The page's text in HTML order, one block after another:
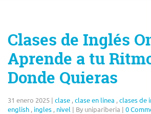
Clases de Inglés
Aprende a tu
Donde Quieras
31 enero 2025 | clase ,clase en linea ,clases de
english , ingles , nivel | By unipariberia | 0